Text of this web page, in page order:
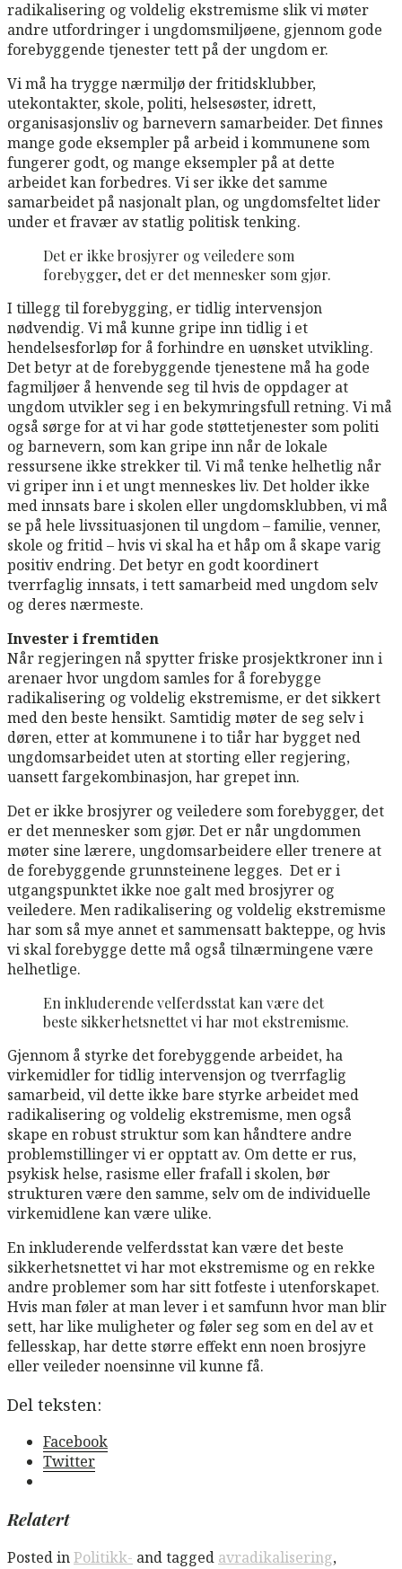
radikalisering og voldelig ekstremisme slik vi møter
andre utfordringer i ungdomsmiljøene, gjennom gode
forebyggende tjenester tett på der ungdom er.
Vi må ha trygge nærmiljø der fritidsklubber,
utekontakter, skole, politi, helsesøster, idrett,
organisasjonsliv og barnevern samarbeider. Det finnes
mange gode eksempler på arbeid i kommunene som
fungerer godt, og mange eksempler på at dette
arbeidet kan forbedres. Vi ser ikke det samme
samarbeidet på nasjonalt plan, og ungdomsfeltet lider
under et fravær av statlig politisk tenking.
Det er ikke brosjyrer og veiledere som
forebygger, det er det mennesker som gjør.
I tillegg til forebygging, er tidlig intervensjon
nødvendig. Vi må kunne gripe inn tidlig i et
hendelsesforløp for å forhindre en uønsket utvikling.
Det betyr at de forebyggende tjenestene må ha gode
fagmiljøer å henvende seg til hvis de oppdager at
ungdom utvikler seg i en bekymringsfull retning. Vi må
også sørge for at vi har gode støttetjenester som politi
og barnevern, som kan gripe inn når de lokale
ressursene ikke strekker til. Vi må tenke helhetlig når
vi griper inn i et ungt menneskes liv. Det holder ikke
med innsats bare i skolen eller ungdomsklubben, vi må
se på hele livssituasjonen til ungdom – familie, venner,
skole og fritid – hvis vi skal ha et håp om å skape varig
positiv endring. Det betyr en godt koordinert
tverrfaglig innsats, i tett samarbeid med ungdom selv
og deres nærmeste.
Invester i fremtiden
Når regjeringen nå spytter friske prosjektkroner inn i
arenaer hvor ungdom samles for å forebygge
radikalisering og voldelig ekstremisme, er det sikkert
med den beste hensikt. Samtidig møter de seg selv i
døren, etter at kommunene i to tiår har bygget ned
ungdomsarbeidet uten at storting eller regjering,
uansett fargekombinasjon, har grepet inn.
Det er ikke brosjyrer og veiledere som forebygger, det
er det mennesker som gjør. Det er når ungdommen
møter sine lærere, ungdomsarbeidere eller trenere at
de forebyggende grunnsteinene legges. Det er i
utgangspunktet ikke noe galt med brosjyrer og
veiledere. Men radikalisering og voldelig ekstremisme
har som så mye annet et sammensatt bakteppe, og hvis
vi skal forebygge dette må også tilnærmingene være
helhetlige.
En inkluderende velferdsstat kan være det
beste sikkerhetsnettet vi har mot ekstremisme.
Gjennom å styrke det forebyggende arbeidet, ha
virkemidler for tidlig intervensjon og tverrfaglig
samarbeid, vil dette ikke bare styrke arbeidet med
radikalisering og voldelig ekstremisme, men også
skape en robust struktur som kan håndtere andre
problemstillinger vi er opptatt av. Om dette er rus,
psykisk helse, rasisme eller frafall i skolen, bør
strukturen være den samme, selv om de individuelle
virkemidlene kan være ulike.
En inkluderende velferdsstat kan være det beste
sikkerhetsnettet vi har mot ekstremisme og en rekke
andre problemer som har sitt fotfeste i utenforskapet.
Hvis man føler at man lever i et samfunn hvor man blir
sett, har like muligheter og føler seg som en del av et
fellesskap, har dette større effekt enn noen brosjyre
eller veileder noensinne vil kunne få.
Del teksten:
Facebook
Twitter
Relatert
Posted inPolitikk- and tagged avradikalisering,